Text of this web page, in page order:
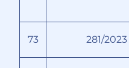
73 281/2023